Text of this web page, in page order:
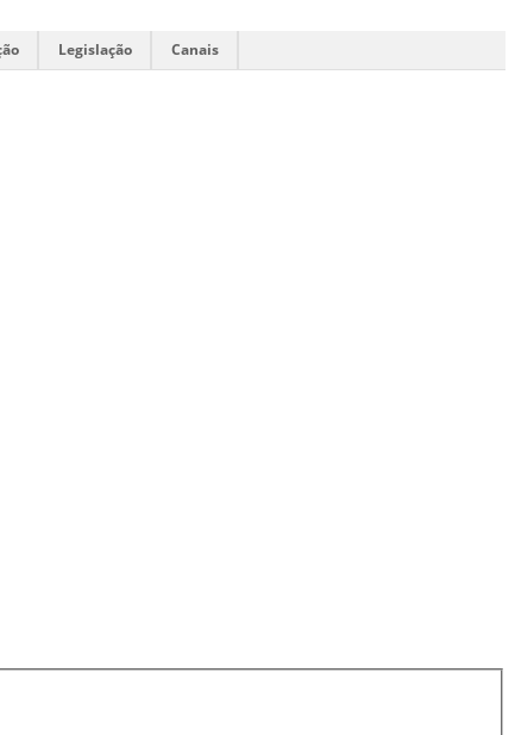
Legislação Canais